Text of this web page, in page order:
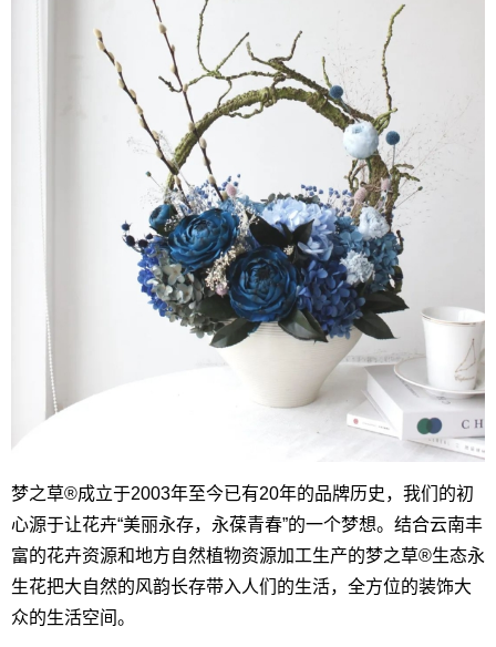
梦之草®成立于2003年至今已有20年的品牌历史，我们的初
心源于让花卉“美丽永存，永葆青春”的一个梦想。结合云南丰
富的花卉资源和地方自然植物资源加工生产的梦之草®生态永
生花把大自然的风韵长存带入人们的生活，全方位的装饰大
众的生活空间。